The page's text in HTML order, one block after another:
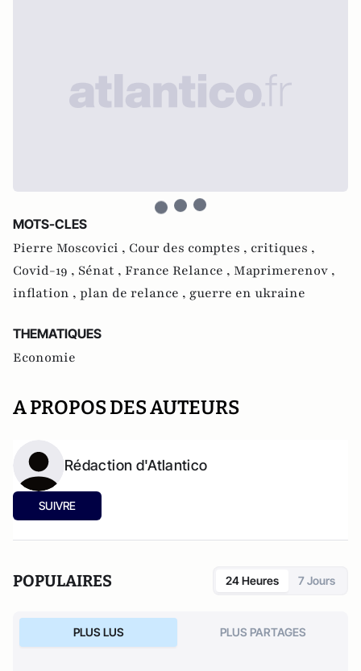
MOTS-CLES
Pierre Moscovici , Cour des comptes , critiques ,
Covid-19 , Sénat , France Relance , Maprimerenov ,
inflation , plan de relance , guerre en ukraine
THEMATIQUES
Economie
A PROPOS DES AUTEURS
Rédaction d'Atlantico
SUIVRE
POPULAIRES 24 Heures 7 Jours
PLUS LUS PLUS PARTAGES